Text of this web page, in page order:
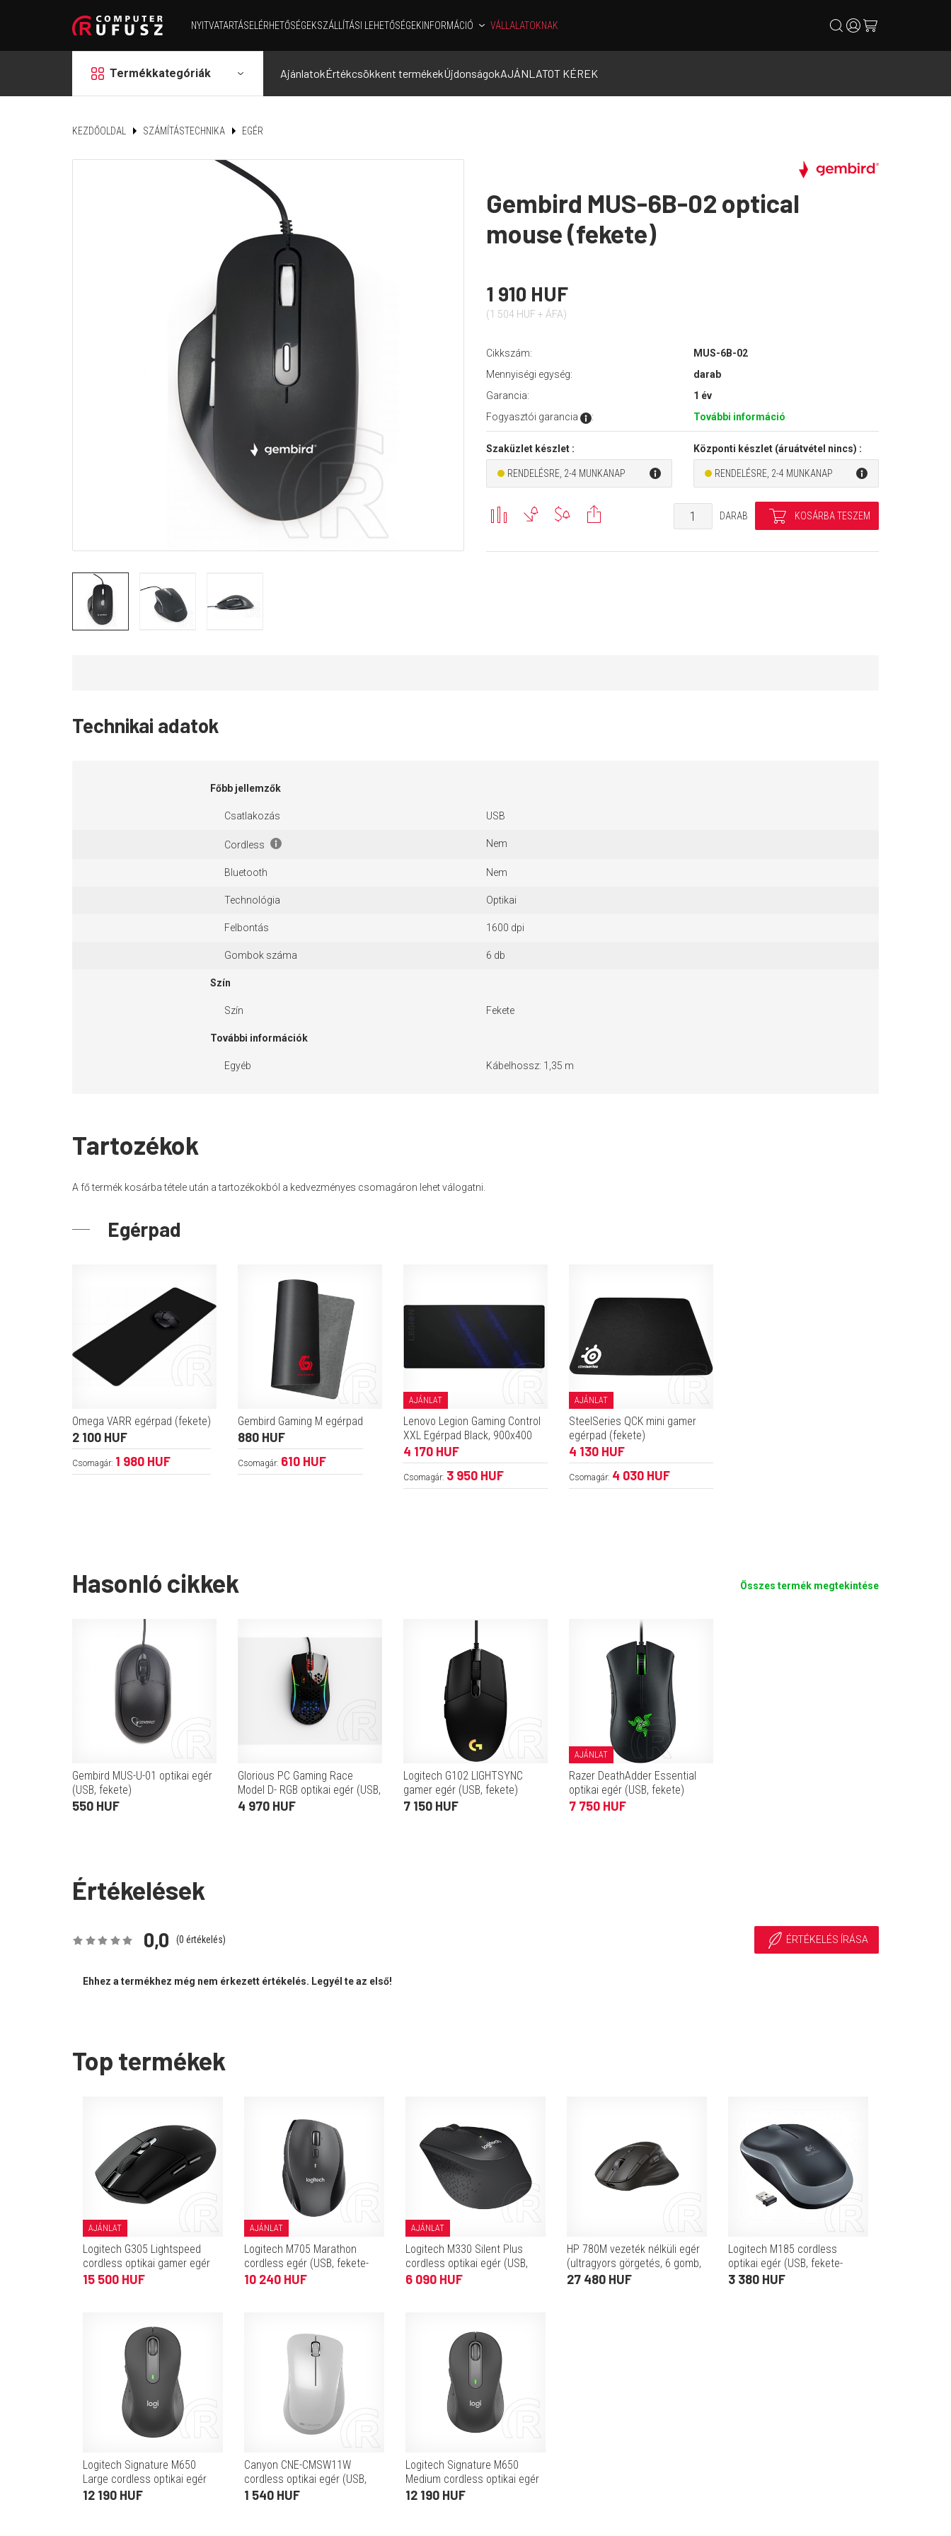
NYITVATARTÁSELÉRHETŐSÉGEKSZÁLLÍTÁSI LEHETŐSÉGEKINFORMÁCIÓ VÁLLALATOKNAK search usercart
grid Termékkategóriák AjánlatokÉrtékcsökkent termékekÚjdonságokAJÁNLATOT KÉREK
KEZDŐOLDAL SZÁMÍTÁSTECHNIKA EGÉR
Gembird MUS-6B-02 optical
mouse (fekete)
1 910 HUF
(1 504 HUF + ÁFA)
Cikkszám:
MUS-6B-02
Mennyiségi egység:
darab
Garancia:
1 év
Fogyasztói garancia
: További információ
Szaküzlet készlet :
RENDELÉSRE, 2-4 MUNKANAP
Központi készlet (áruátvétel nincs) :
RENDELÉSRE, 2-4 MUNKANAP
DARAB
Technikai adatok
Főbb jellemzők
Csatlakozás USB
Cordless Nem
Bluetooth Nem
Technológia Optikai
Felbontás 1600 dpi
Gombok száma 6 db
Szín
Szín Fekete
További információk
Egyéb Kábelhossz: 1,35 m
Tartozékok
A fő termék kosárba tétele után a tartozékokból a kedvezményes csomagáron lehet válogatni.
Egérpad
Omega VARR egérpad (fekete)
2 100 HUF
Csomagár: 1 980 HUF
Gembird Gaming M egérpad
880 HUF
Csomagár: 610 HUF
AJÁNLAT
Lenovo Legion Gaming Control
XXL Egérpad Black, 900x400
4 170 HUF
Csomagár: 3 950 HUF
AJÁNLAT
SteelSeries QCK mini gamer
egérpad (fekete)
4 130 HUF
Csomagár: 4 030 HUF
Hasonló cikkek Összes termék megtekintése
Gembird MUS-U-01 optikai egér
(USB, fekete)
550 HUF
Glorious PC Gaming Race
Model D- RGB optikai egér (USB,
fényes fekete)
4 970 HUF
Logitech G102 LIGHTSYNC
gamer egér (USB, fekete)
7 150 HUF
AJÁNLAT
Razer DeathAdder Essential
optikai egér (USB, fekete)
7 750 HUF
Értékelések
0,0 (0 értékelés) ÉRTÉKELÉS ÍRÁSA
Ehhez a termékhez még nem érkezett értékelés. Legyél te az első!
Top termékek
AJÁNLAT
Logitech G305 Lightspeed
cordless optikai gamer egér
(fekete)
15 500 HUF
AJÁNLAT
Logitech M705 Marathon
cordless egér (USB, fekete-
ezüst)
10 240 HUF
AJÁNLAT
Logitech M330 Silent Plus
cordless optikai egér (USB,
fekete)
6 090 HUF
HP 780M vezeték nélküli egér
(ultragyors görgetés, 6 gomb,
Bluetooth/2,4 GHz, USB Type-C
27 480 HUF
Logitech M185 cordless
optikai egér (USB, fekete-
szürke)
3 380 HUF
Logitech Signature M650
Large cordless optikai egér
(USB/Bluetooth, grafit)
12 190 HUF
Canyon CNE-CMSW11W
cordless optikai egér (USB,
fehér)
1 540 HUF
Logitech Signature M650
Medium cordless optikai egér
(USB/Bluetooth, grafit)
12 190 HUF